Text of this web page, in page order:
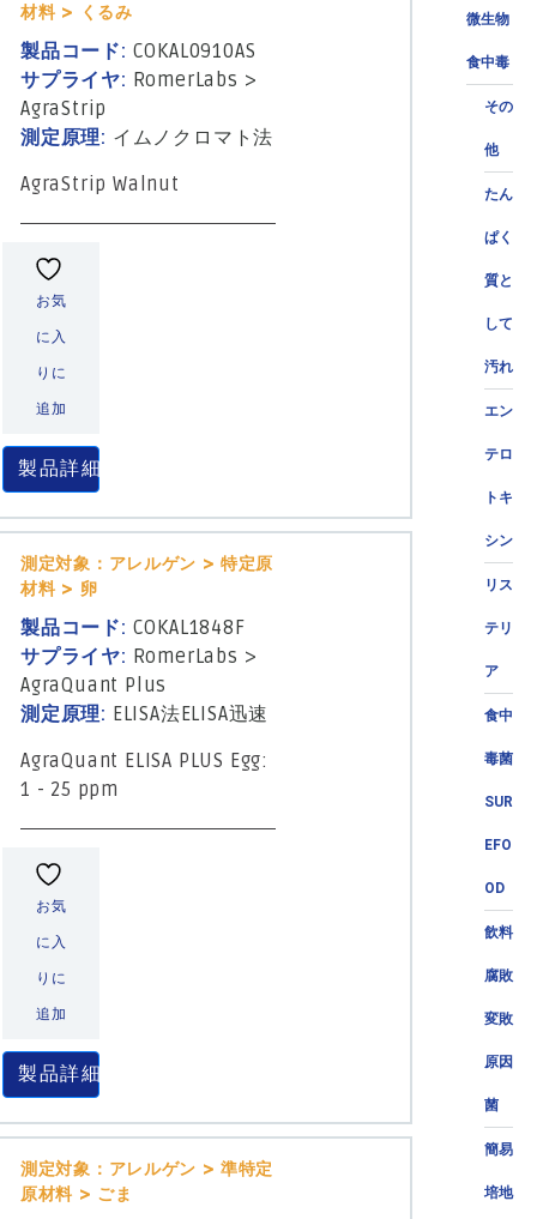
微生物
食中毒
その
他
たん
ぱく
質と
して
汚れ
エン
テロ
トキ
シン
リス
テリ
ア
食中
毒菌
SUR
EFO
OD
飲料
腐敗
変敗
原因
菌
簡易
培地
材料 > くるみ
製品コード: COKAL0910AS
サプライヤ: RomerLabs >
AgraStrip
測定原理: イムノクロマト法
AgraStrip Walnut
お気
に入
りに
追加
製品詳細
測定対象：アレルゲン > 特定原
材料 > 卵
製品コード: COKAL1848F
サプライヤ: RomerLabs >
AgraQuant Plus
測定原理: ELISA法ELISA迅速
AgraQuant ELISA PLUS Egg:
1 - 25 ppm
お気
に入
りに
追加
製品詳細
測定対象：アレルゲン > 準特定
原材料 > ごま